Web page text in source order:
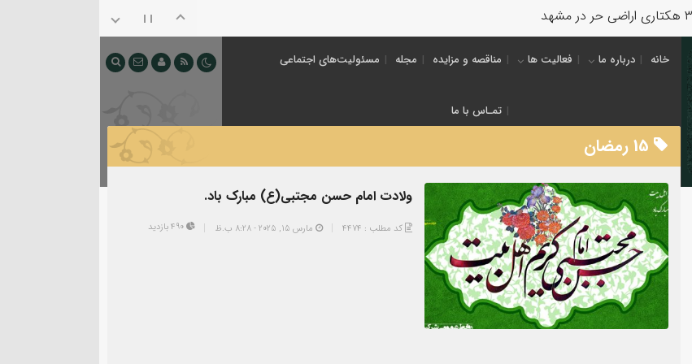
خانه درباره ما فعالیت ها مناقصه و مزایده مجله مسئولیت‌های اجتماعی
تمـاس با ما
ولادت امام حسن مجتبی(ع) مبارک باد.
کد مطلب : 4474 مارس 15, 2025 - 8:28 ب.ظ